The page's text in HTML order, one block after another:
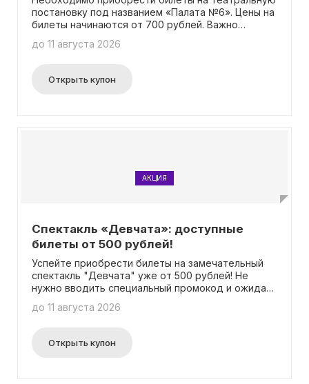
постановку под названием «Палата №6». Цены на
билеты начинаются от 700 рублей. Важно
требуется ввод промокода.
до 11 августа 2026
Открыть купон
АКЦИЯ
Спектакль «Девчата»: доступные
билеты от 500 рублей!
Успейте приобрести билеты на замечательный
спектакль "Девчата" уже от 500 рублей! Не
нужно вводить специальный промокод и ожидать
низком уровне. Это отличная возможность
представлением по привлекательной цене. Не
упустите шанс посетить этот замечательный
до 11 августа 2026
Открыть купон